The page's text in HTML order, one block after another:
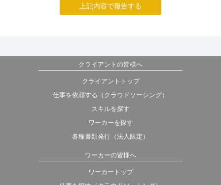
上記内容で報告する
クライアントの皆様へ
クライアントトップ
仕事を依頼する（クラウドソーシング）
スキルを探す
ワーカーを探す
各種書類発行（法人限定）
ワーカーの皆様へ
ワーカートップ